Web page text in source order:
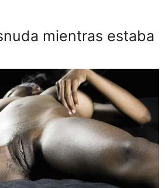
mientras estaba